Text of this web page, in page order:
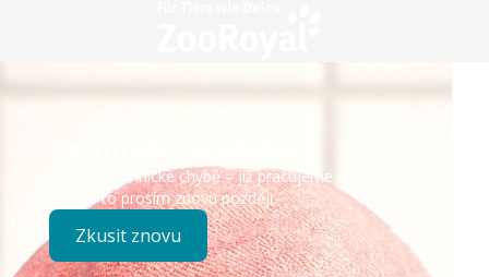
Došlo k technické chybě – již pracujeme na opravě.
Zkuste to prosím znovu později.
Zkusit znovu